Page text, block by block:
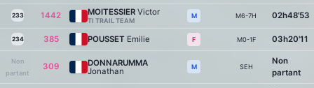
233 1442 MOITESSIER Victor
TI TRAIL TEAM
M M6-7H 02h48'53
234 385 POUSSET Emilie F M0-1F 03h20'11
Non
partant
309
DONNARUMMA
Jonathan
M SEH
Non
partant